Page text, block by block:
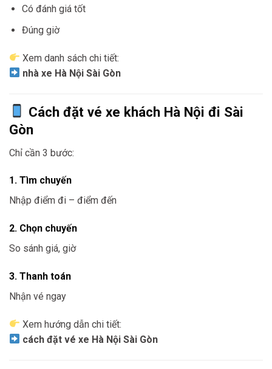
Có đánh giá tốt
Đúng giờ
Xem danh sách chi tiết:
nhà xe Hà Nội Sài Gòn
Cách đặt vé xe khách Hà Nội đi Sài
Gòn
Chỉ cần 3 bước:
1. Tìm chuyến
Nhập điểm đi – điểm đến
2. Chọn chuyến
So sánh giá, giờ
3. Thanh toán
Nhận vé ngay
Xem hướng dẫn chi tiết:
cách đặt vé xe Hà Nội Sài Gòn